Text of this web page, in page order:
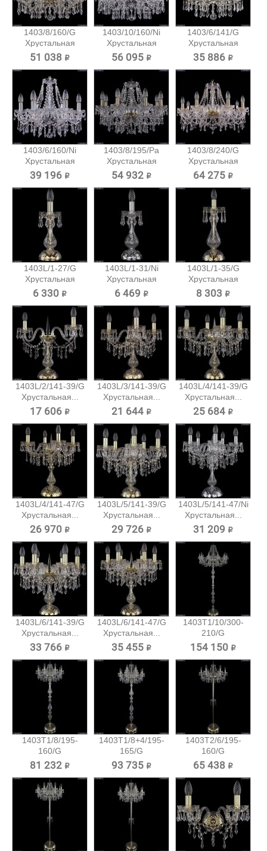
1403/8/160/G
Хрустальная
подвесная...
51 038 ₽
1403/10/160/Ni
Хрустальная
подвесная...
56 095 ₽
1403/6/141/G
Хрустальная
подвесная...
35 886 ₽
1403/6/160/Ni
Хрустальная
подвесная...
39 196 ₽
1403/8/195/Pa
Хрустальная
подвесная...
54 932 ₽
1403/8/240/G
Хрустальная
подвесная...
64 275 ₽
1403L/1-27/G
Хрустальная
настольная...
6 330 ₽
1403L/1-31/Ni
Хрустальная
настольная...
6 469 ₽
1403L/1-35/G
Хрустальная
настольная...
8 303 ₽
1403L/2/141-39/G
Хрустальная...
17 606 ₽
1403L/3/141-39/G
Хрустальная...
21 644 ₽
1403L/4/141-39/G
Хрустальная...
25 684 ₽
1403L/4/141-47/G
Хрустальная...
26 970 ₽
1403L/5/141-39/G
Хрустальная...
29 726 ₽
1403L/5/141-47/Ni
Хрустальная...
31 209 ₽
1403L/6/141-39/G
Хрустальная...
33 766 ₽
1403L/6/141-47/G
Хрустальная...
35 455 ₽
1403T1/10/300-
210/G
Хрустальный...
154 150 ₽
1403T1/8/195-
160/G
Хрустальный
81 232 ₽
1403T1/8+4/195-
165/G
Хрустальный...
93 735 ₽
1403T2/6/195-
160/G
Хрустальный
65 438 ₽